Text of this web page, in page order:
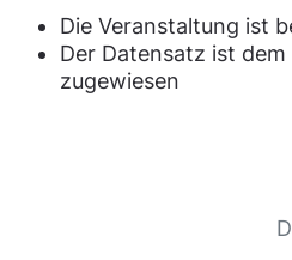
Die Veranstaltung ist
Der Datensatz ist
zugewiesen